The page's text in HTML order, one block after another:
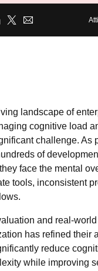
landscape of
cognitive load
challenge. As
of
face the mental
tools, inconsistent
and real-
has refined their
reduce
while improving